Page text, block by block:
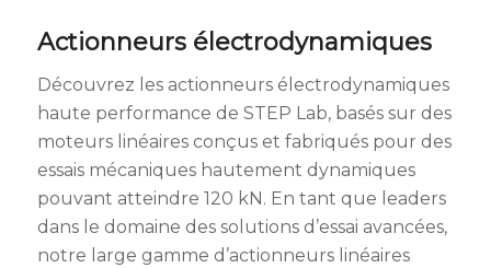
Actionneurs électrodynamiques
Découvrez les actionneurs électrodynamiques
haute performance de STEP Lab, basés sur des
moteurs linéaires conçus et fabriqués pour des
essais mécaniques hautement dynamiques
pouvant atteindre 120 kN. En tant que leaders
dans le domaine des solutions d’essai avancées,
notre large gamme d’actionneurs linéaires